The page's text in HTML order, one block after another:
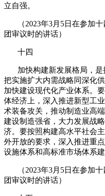
立自强。
（2023年3月 5日在参加
团审议时的讲话）
十四
加快构建新发展格局，
把实施扩大内需战略同深化
加快建设现代化产业体系。
体经济上，深入推进新型工
术装备攻关，推动制造业高
建设制造强省，大力发展战
济。要按照构建高水平社会
外开放的要求，深入推进重
设施体系和高标准市场体系
（2023年3月 5日在参加
团审议时的讲话）